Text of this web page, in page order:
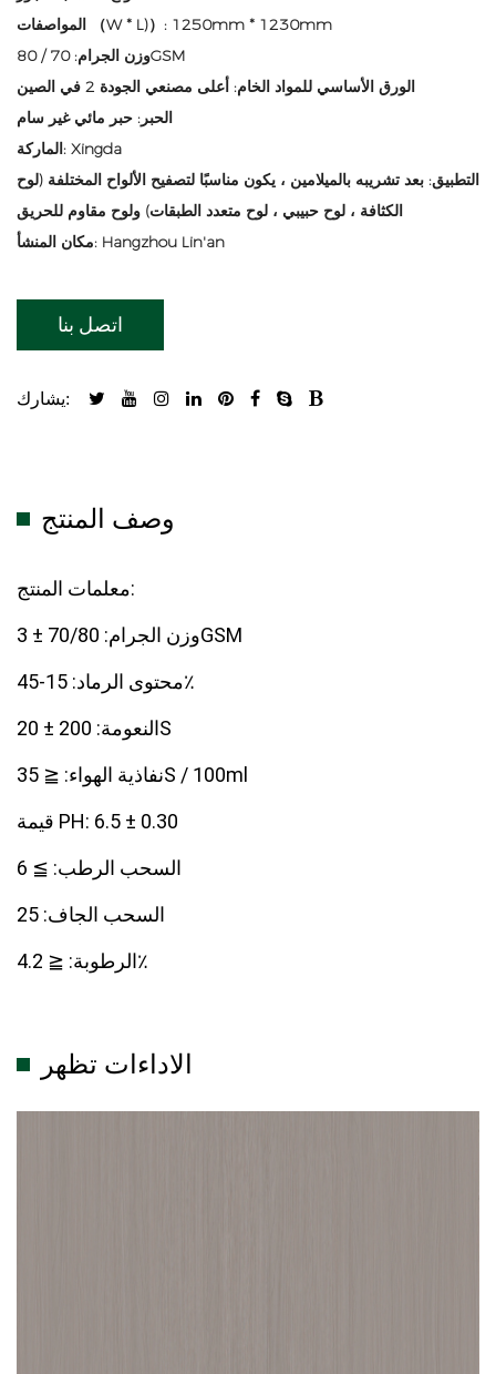
المواصفات （W * L)）: 1250mm * 1230mm
وزن الجرام: 70 / 80GSM
الورق الأساسي للمواد الخام: أعلى مصنعي الجودة 2 في الصين
الحبر: حبر مائي غير سام
الماركة: Xingda
التطبيق: بعد تشريبه بالميلامين ، يكون مناسبًا لتصفيح الألواح المختلفة (لوح
الكثافة ، لوح حبيبي ، لوح متعدد الطبقات) ولوح مقاوم للحريق
مكان المنشأ: Hangzhou Lin'an
اتصل بنا
يشارك:
وصف المنتج
معلمات المنتج:
وزن الجرام: 70/80 ± 3GSM
محتوى الرماد: 15-45٪
النعومة: 200 ± 20S
نفاذية الهواء: ≦ 35S / 100ml
قيمة PH: 6.5 ± 0.30
السحب الرطب: ≧ 6
السحب الجاف: 25
الرطوبة: ≦ 4.2٪
الاداءات تظهر